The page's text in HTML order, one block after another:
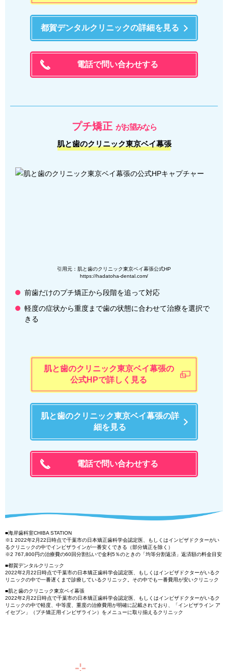
都賀デンタルクリニックの詳細を見る
電話で問い合わせする
プチ矯正 がお望みなら
肌と歯のクリニック東京ベイ幕張
引用元：肌と歯のクリニック東京ベイ幕張公式HP
https://hadatoha-dental.com/
前歯だけのプチ矯正から段階を追って対応
軽度の症状から重度まで歯の状態に合わせて治療を選択で
きる
肌と歯のクリニック東京ベイ幕張の
公式HPで詳しく見る
肌と歯のクリニック東京ベイ幕張の詳
細を見る
電話で問い合わせする
■海岸歯科室CHIBA STATION
※1 2022年2月22日時点で千葉市の日本矯正歯科学会認定医、もしくはインビザドクターがい
るクリニックの中でインビザラインが一番安くできる（部分矯正を除く）
※2 767,800円の治療費の60回分割払いで金利5％のときの「均等分割返済」返済額の料金目安
■都賀デンタルクリニック
2022年2月22日時点で千葉市の日本矯正歯科学会認定医、もしくはインビザドクターがいるク
リニックの中で一番遅くまで診療しているクリニック。その中でも一番費用が安いクリニック
■肌と歯のクリニック東京ベイ幕張
2022年2月22日時点で千葉市の日本矯正歯科学会認定医、もしくはインビザドクターがいるク
リニックの中で軽度、中等度、重度の治療費用が明確に記載されており、「インビザライン ア
イセブン」（プチ矯正用インビザライン）をメニューに取り揃えるクリニック